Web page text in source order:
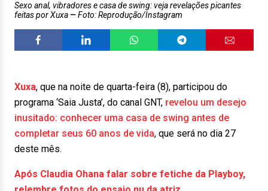
Sexo anal, vibradores e casa de swing: veja revelações picantes
feitas por Xuxa
Foto: Reprodução/Instagram
Xuxa, que na noite de quarta-feira (8), participou do
programa ‘Saia Justa’, do canal GNT, revelou um desejo
inusitado: conhecer uma casa de swing antes de
completar seus 60 anos de vida, que será no dia 27
deste mês.
Após Claudia Ohana falar sobre fetiche da Playboy,